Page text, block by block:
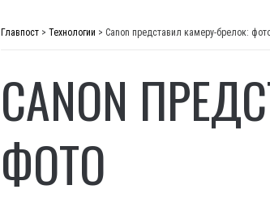
Главпост > Технологии > Canon представил камеру-брелок:
CANON
ФОТО